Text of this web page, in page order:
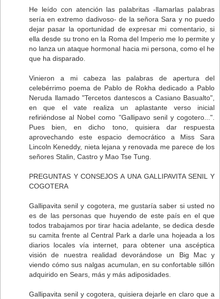
He leído con atención las palabritas -llamarlas palabras
sería en extremo dadivoso- de la señora Sara y no puedo
dejar pasar la oportunidad de expresar mi comentario, si
ella desde su trono en la Roma del Imperio me lo permite y
no lanza un ataque hormonal hacia mi persona, como el he
que ha disparado.
Vinieron a mi cabeza las palabras de apertura del
celebérrimo poema de Pablo de Rokha dedicado a Pablo
Neruda llamado "Tercetos dantescos a Casiano Basualto",
en que el vate realiza un aplastante verso inicial
refiriéndose al Nobel como "Gallipavo senil y cogotero...".
Pues bien, en dicho tono, quisiera dar respuesta
aprovechando este espacio democrático a Miss Sara
Lincoln Keneddy, nieta lejana y renovada me parece de los
señores Stalin, Castro y Mao Tse Tung.
PREGUNTAS Y CONSEJOS A UNA GALLIPAVITA SENIL Y
COGOTERA
Gallipavita senil y cogotera, me gustaría saber si usted no
es de las personas que huyendo de este país en el que
todos trabajamos por tirar hacia adelante, se dedica desde
su camita frente al Central Park a darle una hojeada a los
diarios locales vía internet, para obtener una ascéptica
visión de nuestra realidad devorándose un Big Mac y
viendo cómo sus nalgas acumulan, en su confortable sillón
adquirido en Sears, más y más adiposidades.
Gallipavita senil y cogotera, quisiera dejarle en claro que a